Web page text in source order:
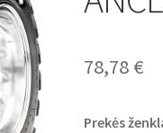
78,78 €
Prekės